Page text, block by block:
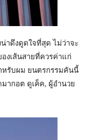
าดึงดูดใจที่สุด ไม่ว่าจะ
งเส้นสายที่ควรค่าแก่
หรับผม ยนตรกรรมคันนี้
ากอต ดูเค็ค, ผู้อำนวย